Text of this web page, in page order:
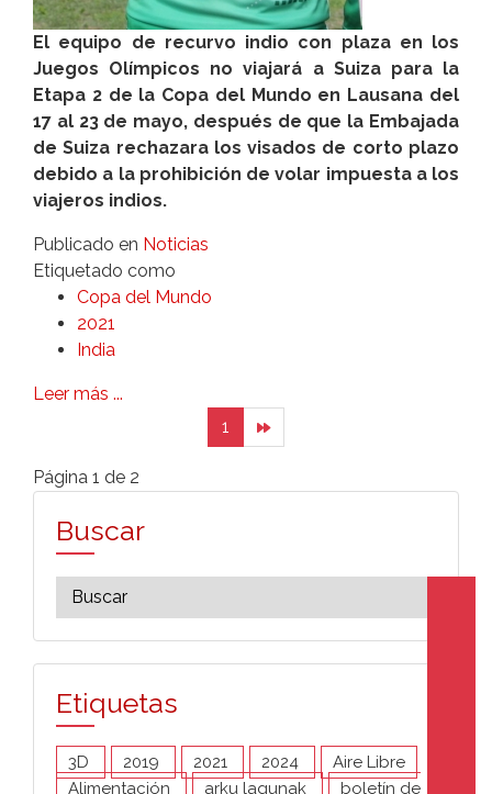
El equipo de recurvo indio con plaza en los
Juegos Olímpicos no viajará a Suiza para la
Etapa 2 de la Copa del Mundo en Lausana del
17 al 23 de mayo, después de que la Embajada
de Suiza rechazara los visados de corto plazo
debido a la prohibición de volar impuesta a los
viajeros indios.
Publicado en Noticias
Etiquetado como
Copa del Mundo
2021
India
Leer más ...
1
Página 1 de 2
Buscar
Etiquetas
3D 2019 2021 2024
Aire Libre
Alimentación
arku lagunak boletín de